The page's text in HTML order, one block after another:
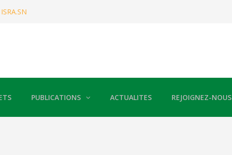
ISRA.SN
PUBLICATIONS ACTUALITES REJOIGNEZ-NOUS